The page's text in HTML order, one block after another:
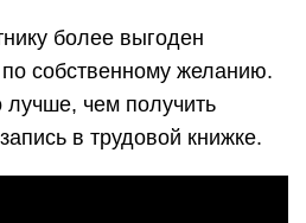
более выгоден
собственному желанию.
лучше, чем получить
в трудовой книжке.